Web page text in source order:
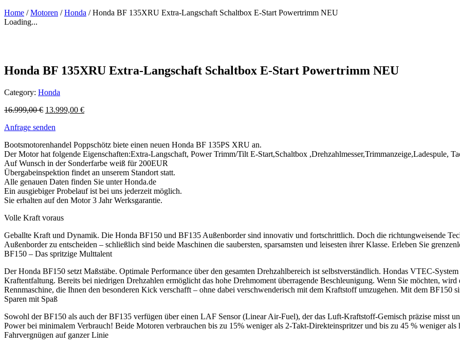
Home /Motoren /Honda / Honda BF 135XRU Extra-Langschaft Schaltbox E-Start Powertrimm NEU
Loading...
Honda BF 135XRU Extra-Langschaft Schaltbox E-Start Powertrimm NEU
Category: Honda
16.999,00€ 13.999,00 €
Anfrage senden
Bootsmotorenhandel Poppschötz biete einen neuen Honda BF 135PS XRU an.
Der Motor hat folgende Eigenschaften:Extra-Langschaft, Power Trimm/Tilt E-Start,Schaltbox ,Drehzahlmesser,Trimmanzeige,Ladespule,
Auf Wunsch in der Sonderfarbe weiß für 200EUR
Übergabeinspektion findet an unserem Standort statt.
Alle genauen Daten finden Sie unter Honda.de
Ein ausgiebiger Probelauf ist bei uns jederzeit möglich.
Sie erhalten auf den Motor 3 Jahr Werksgarantie.
Volle Kraft voraus
Geballte Kraft und Dynamik. Die Honda BF150 und BF135 Außenborder sind innovativ und fortschrittlich. Doch die richtungweisende
Außenborder zu entscheiden – schließlich sind beide Maschinen die saubersten, sparsamsten und leisesten ihrer Klasse. Erleben Sie
BF150 – Das spritzige Multtalent
Der Honda BF150 setzt Maßstäbe. Optimale Performance über den gesamten Drehzahlbereich ist selbstverständlich. Hondas VTEC-
Kraftentfaltung. Bereits bei niedrigen Drehzahlen ermöglicht das hohe Drehmoment überragende Beschleunigung. Wenn Sie möchten,
Rennmaschine, die Ihnen den besonderen Kick verschafft – ohne dabei verschwenderisch mit dem Kraftstoff umzugehen. Mit dem BF150
Sparen mit Spaß
Sowohl der BF150 als auch der BF135 verfügen über einen LAF Sensor (Linear Air-Fuel), der das Luft-Kraftstoff-Gemisch präzise misst
Power bei minimalem Verbrauch! Beide Motoren verbrauchen bis zu 15% weniger als 2-Takt-Direkteinspritzer und bis zu 45 % weniger
Fahrvergnügen auf ganzer Linie